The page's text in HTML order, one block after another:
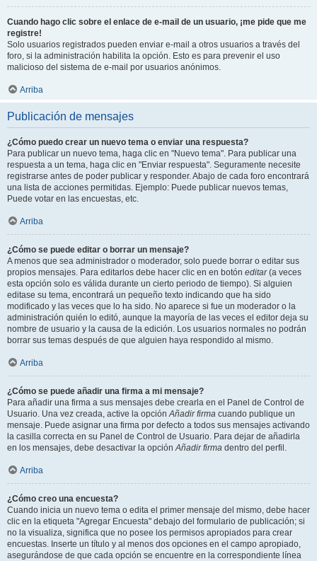
Cuando hago clic sobre el enlace de e-mail de un usuario, ¡me pide que me
registre!
Solo usuarios registrados pueden enviar e-mail a otros usuarios a través del
foro, si la administración habilita la opción. Esto es para prevenir el uso
malicioso del sistema de e-mail por usuarios anónimos.
Arriba
Publicación de mensajes
¿Cómo puedo crear un nuevo tema o enviar una respuesta?
Para publicar un nuevo tema, haga clic en "Nuevo tema". Para publicar una
respuesta a un tema, haga clic en "Enviar respuesta". Seguramente necesite
registrarse antes de poder publicar y responder. Abajo de cada foro encontrará
una lista de acciones permitidas. Ejemplo: Puede publicar nuevos temas,
Puede votar en las encuestas, etc.
Arriba
¿Cómo se puede editar o borrar un mensaje?
A menos que sea administrador o moderador, solo puede borrar o editar sus
propios mensajes. Para editarlos debe hacer clic en en botón editar(a veces
esta opción solo es válida durante un cierto periodo de tiempo). Si alguien
editase su tema, encontrará un pequeño texto indicando que ha sido
modificado y las veces que lo ha sido. No aparece si fue un moderador o la
administración quién lo editó, aunque la mayoría de las veces el editor deja su
nombre de usuario y la causa de la edición. Los usuarios normales no podrán
borrar sus temas después de que alguien haya respondido al mismo.
Arriba
¿Cómo se puede añadir una firma a mi mensaje?
Para añadir una firma a sus mensajes debe crearla en el Panel de Control de
Usuario. Una vez creada, active la opciónAñadir firma cuando publique un
mensaje. Puede asignar una firma por defecto a todos sus mensajes activando
la casilla correcta en su Panel de Control de Usuario. Para dejar de añadirla
en los mensajes, debe desactivar la opciónAñadir firma dentro del perfil.
Arriba
¿Cómo creo una encuesta?
Cuando inicia un nuevo tema o edita el primer mensaje del mismo, debe hacer
clic en la etiqueta "Agregar Encuesta" debajo del formulario de publicación; si
no la visualiza, significa que no posee los permisos apropiados para crear
encuestas. Inserte un título y al menos dos opciones en el campo apropiado,
asegurándose de que cada opción se encuentre en la correspondiente línea